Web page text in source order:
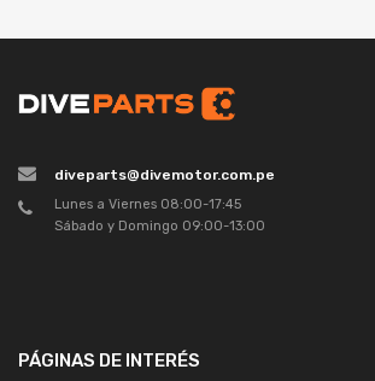
diveparts@divemotor.com.pe
Lunes a Viernes 08:00-17:45
Sábado y Domingo 09:00-13:00
PÁGINAS DE INTERÉS